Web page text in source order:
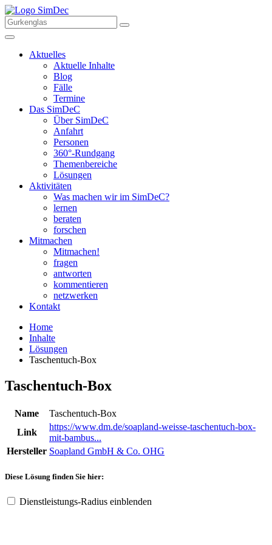
Aktuelles
Aktuelle Inhalte
Blog
Fälle
Termine
Das SimDeC
Über SimDeC
Anfahrt
Personen
360°-Rundgang
Themenbereiche
Lösungen
Aktivitäten
Was machen wir im SimDeC?
lernen
beraten
forschen
Mitmachen
Mitmachen!
fragen
antworten
kommentieren
netzwerken
Kontakt
Home
Inhalte
Lösungen
Taschentuch-Box
Taschentuch-Box
Name
Taschentuch-Box
Link
https://www.dm.de/soapland-weisse-taschentuch-box-
mit-bambus...
Hersteller Soapland GmbH & Co. OHG
Diese Lösung finden Sie hier:
Dienstleistungs-Radius einblenden